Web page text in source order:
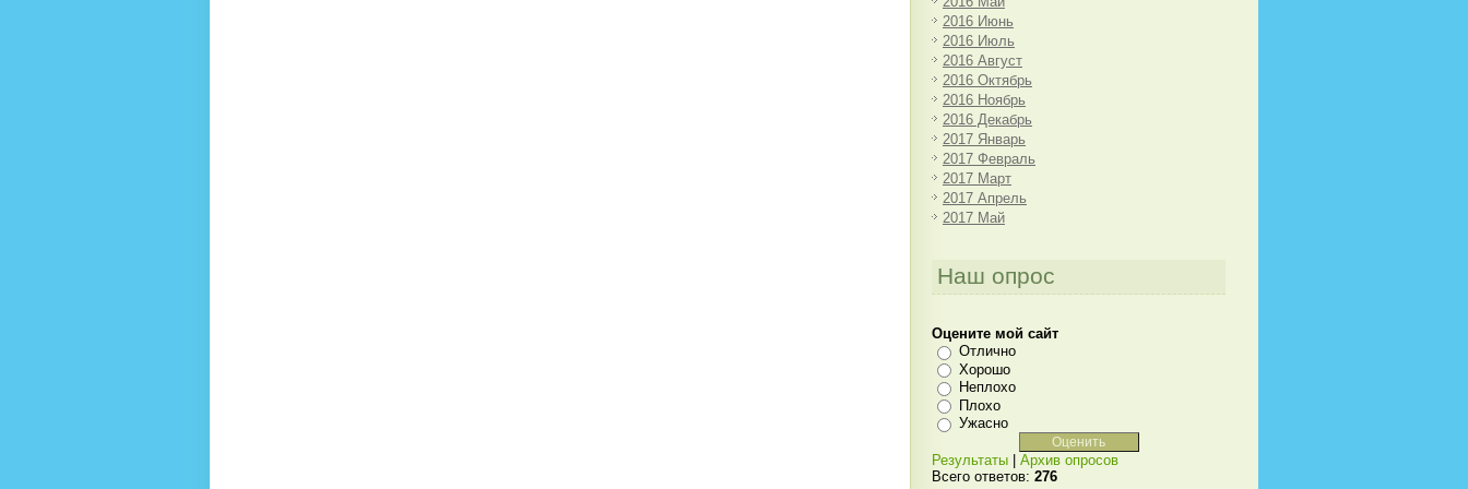
2016 Июнь
2016 Июль
2016 Август
2016 Октябрь
2016 Ноябрь
2016 Декабрь
2017 Январь
2017 Февраль
2017 Март
2017 Апрель
2017 Май
Наш опрос
Оцените мой сайт
Отлично
Хорошо
Неплохо
Плохо
Ужасно
Результаты
Архив опросов
Всего ответов: 276